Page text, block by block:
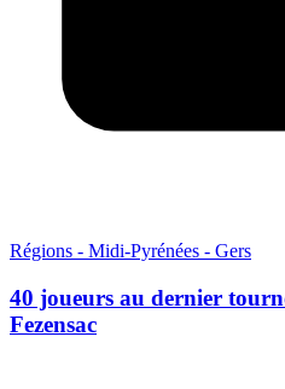
Régions - Midi-Pyrénées - Gers
40 joueurs au dernier
Fezensac